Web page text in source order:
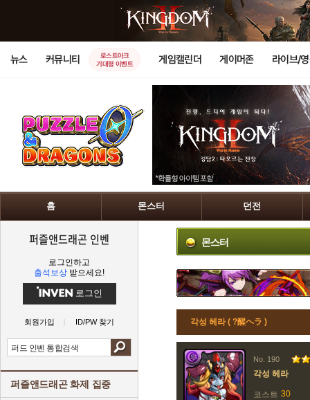
뉴스 커뮤니티
로스트아크
기대평 이벤트
게임캘린더 게이머존 라이브/
홈 몬스터 던전
퍼즐앤드래곤 인벤
로그인하고
출석보상 받으세요!
로그인
회원가입 ID/PW 찾기
퍼즐앤드래곤 화제 집중
몬스터
각성 헤라 ( ?醒ヘラ )
No. 190
각성 헤라
코스트 30